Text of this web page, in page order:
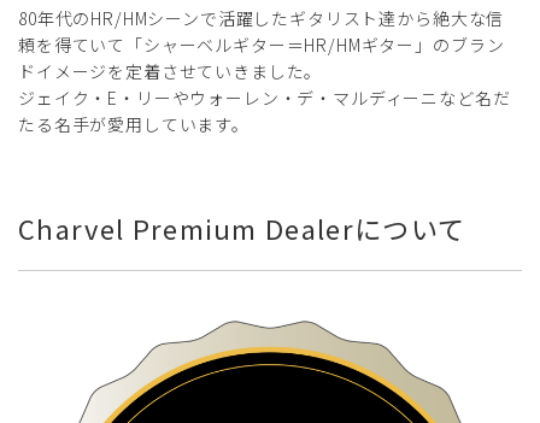
80年代のHR/HMシーンで活躍したギタリスト達から絶大な信
頼を得ていて「シャーベルギター＝HR/HMギター」のブラン
ドイメージを定着させていきました。
ジェイク・E・リーやウォーレン・デ・マルディーニなど名だ
たる名手が愛用しています。
Charvel Premium Dealerについて